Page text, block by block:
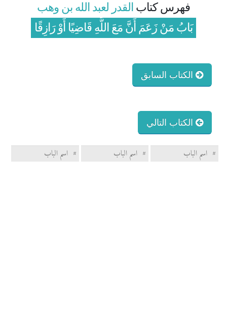
فهرس كتاب القدر لعبد الله بن وهب
بَابُ مَنْ زَعَمَ أَنَّ مَعَ اللَّهِ قَاضِيًا أَوْ رَازِقًا
الكتاب السابق
الكتاب التالي
# اسم الباب # اسم الباب # اسم الباب